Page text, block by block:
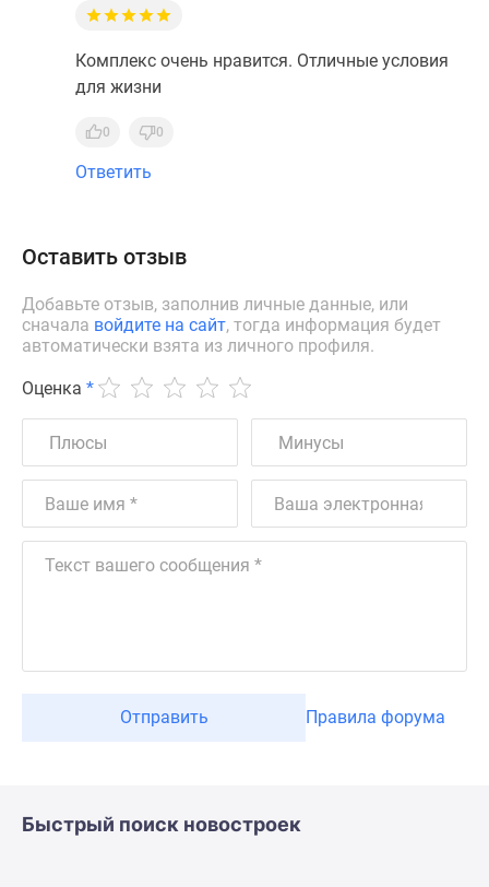
Комплекс очень нравится. Отличные условия
для жизни
0 0
Ответить
Оставить отзыв
Добавьте отзыв, заполнив личные данные, или
сначала войдите на сайт, тогда информация будет
автоматически взята из личного профиля.
Оценка *
Отправить Правила форума
Быстрый поиск новостроек